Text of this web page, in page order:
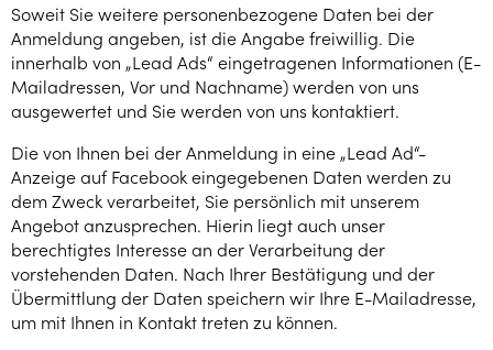
Soweit Sie weitere personenbezogene Daten bei der
Anmeldung angeben, ist die Angabe freiwillig. Die
innerhalb von „Lead Ads“ eingetragenen Informationen (E-
Mailadressen, Vor und Nachname) werden von uns
ausgewertet und Sie werden von uns kontaktiert.
Die von Ihnen bei der Anmeldung in eine „Lead Ad“-
Anzeige auf Facebook eingegebenen Daten werden zu
dem Zweck verarbeitet, Sie persönlich mit unserem
Angebot anzusprechen. Hierin liegt auch unser
berechtigtes Interesse an der Verarbeitung der
vorstehenden Daten. Nach Ihrer Bestätigung und der
Übermittlung der Daten speichern wir Ihre E-Mailadresse,
um mit Ihnen in Kontakt treten zu können.